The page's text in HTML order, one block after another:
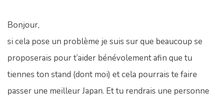
Bonjour,
si cela pose un problème je suis sur que beaucoup se
proposerais pour t’aider bénévolement afin que tu
tiennes ton stand (dont moi) et cela pourrais te faire
passer une meilleur Japan. Et tu rendrais une personne